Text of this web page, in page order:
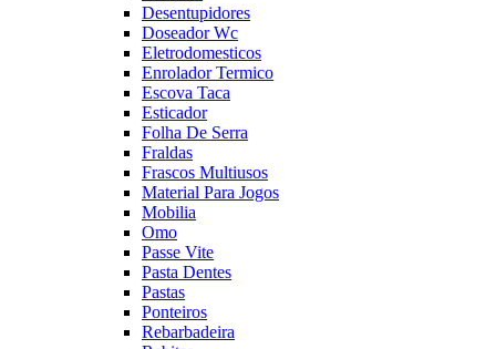
Desentupidores
Doseador Wc
Eletrodomesticos
Enrolador Termico
Escova Taca
Esticador
Folha De Serra
Fraldas
Frascos Multiusos
Material Para Jogos
Mobilia
Omo
Passe Vite
Pasta Dentes
Pastas
Ponteiros
Rebarbadeira